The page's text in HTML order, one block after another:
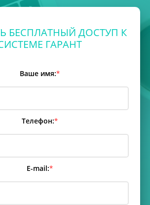
БЕСПЛАТНЫЙ ДОСТУП К
ГАРАНТ
Ваше имя:*
Телефон:*
E-mail:*